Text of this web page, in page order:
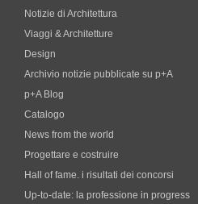
Notizie di Architettura
Viaggi & Architetture
Design
Archivio notizie pubblicate su p+A
p+A Blog
Catalogo
News from the world
Progettare e costruire
Hall of fame. i risultati dei concorsi
Up-to-date: la professione in progress